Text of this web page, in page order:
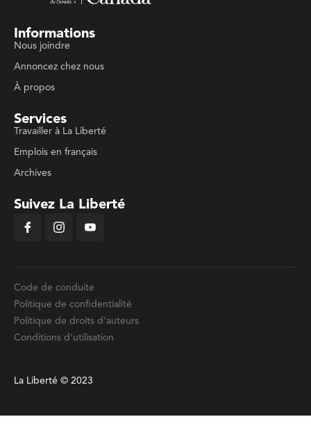
Informations
Nous joindre
Annoncez chez nous
À propos
Services
Travailler à La Liberté
Emplois en français
Archives
Suivez La Liberté
Code de conduite
Politique de confidentialité
Politique de droits d'auteurs
Conditions d'utilisation
La Liberté © 2023